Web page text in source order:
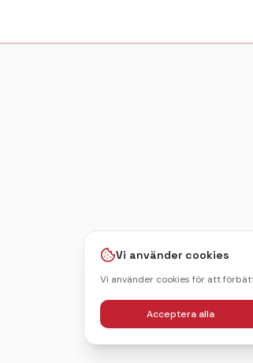
Vi använder cookies
Vi använder cookies för att
Acceptera alla